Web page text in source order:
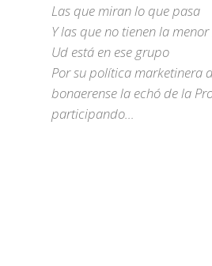
Las que miran lo que pasa
Y las que no tienen la
Ud está en ese grupo
Por su política marketinera
bonaerense la echó de la
participando…